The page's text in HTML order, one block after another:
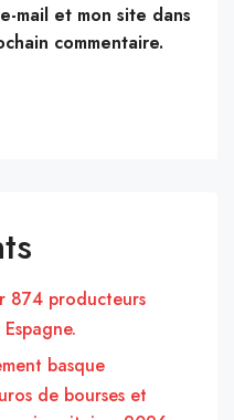
mail et mon site dans
commentaire.
874 producteurs
basque
de bourses et